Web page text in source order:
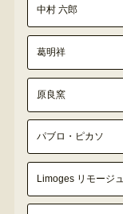
中村 六郎
葛明祥
原良窯
パブロ・ピカソ
Limoges リモージュ